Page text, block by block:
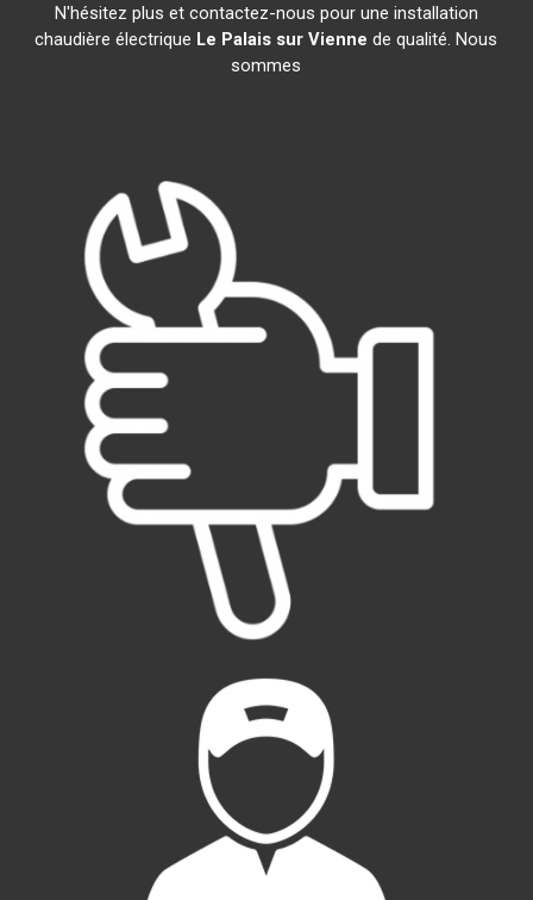
N'hésitez plus et contactez-nous pour une installation
chaudière électrique Le Palais sur Vienne de qualité. Nous
sommes